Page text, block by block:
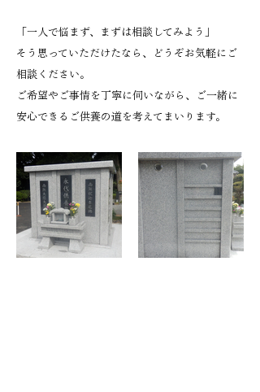
「一人で悩まず、まずは相談してみよう」
そう思っていただけたなら、どうぞお気軽にご
相談ください。
ご希望やご事情を丁寧に伺いながら、ご一緒に
安心できるご供養の道を考えてまいります。